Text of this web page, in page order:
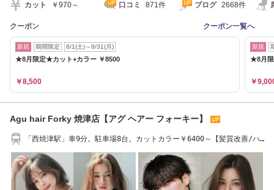
カット ￥970～ 口コミ 871件 ブログ 2668件
クーポン クーポン一覧へ
新規 期間限定 8/1(土)～8/31(月)
★8月限定★カット+カラー ￥8500
￥8,500
新規
★8月限
￥
Agu hair Forky 焼津店【アグ ヘアー フォーキー】
「西焼津駅」車9分。駐車場8台。カットカラー￥6400～【髪質改善/ハ